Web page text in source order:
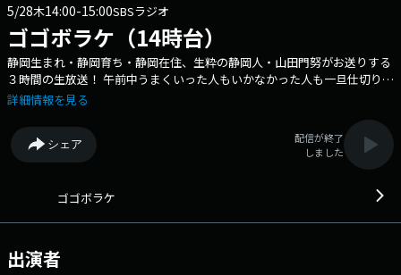
5/28木14:00-15:00SBSラジオ
ゴゴボラケ（14時台）
静岡生まれ・静岡育ち・静岡在住、生粋の静岡人・山田門努がお送りする
３時間の生放送！ 午前中うまくいった人もいかなかった人も一旦仕切り直
し！ 午後のこの時間から"新しい１日の夜明け"『ゴゴボラケ』を感じて
テーション＞ 中継コーナー。SBSラジオのキャスターが県内の気になる
情報・話題を“現場”からお届けします！ ▼14:00＜ゴゴノマニ＞ ゲス
トコーナー。様々なジャンルのプロたちをスタジオにお招きして、25分間
ここらで一休み♪曜日替わりのコーナーで遊びましょう！ [月、ヨソ
ているのかを実証！ [水、4・4・5]－4・4・5のリズムにのせてリスナ
ー投稿を紹介！ [木、エンタメ3分クッキング]－山田門努が今おすすめ
詳細情報を見る
シェア
配信が終了
しました
ゴゴボラケ
出演者